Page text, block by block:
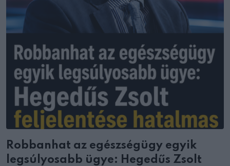
Robbanhat az egészségügy egyik
legsúlyosabb ügye: Hegedűs Zsolt